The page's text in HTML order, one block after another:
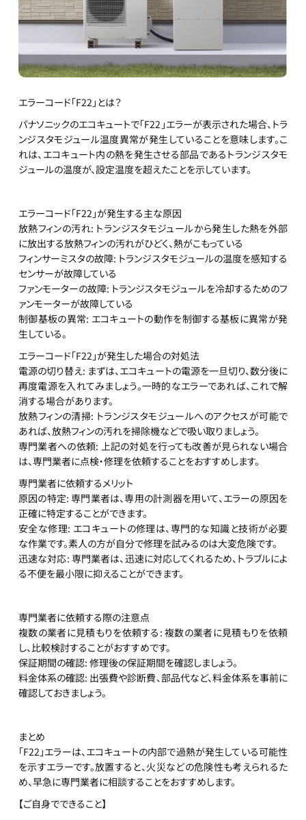
エラーコード「F22」とは？
パナソニックのエコキュートで「F22」エラーが表示された場合、トラ
ンジスタモジュール温度異常が発生していることを意味します。こ
れは、エコキュート内の熱を発生させる部品であるトランジスタモ
ジュールの温度が、設定温度を超えたことを示しています。
エラーコード「F22」が発生する主な原因
放熱フィンの汚れ: トランジスタモジュールから発生した熱を外部
に放出する放熱フィンの汚れがひどく、熱がこもっている
フィンサーミスタの故障: トランジスタモジュールの温度を感知する
センサーが故障している
ファンモーターの故障: トランジスタモジュールを冷却するためのフ
ァンモーターが故障している
制御基板の異常: エコキュートの動作を制御する基板に異常が発
生している。
エラーコード「F22」が発生した場合の対処法
電源の切り替え: まずは、エコキュートの電源を一旦切り、数分後に
再度電源を入れてみましょう。一時的なエラーであれば、これで解
消する場合があります。
放熱フィンの清掃: トランジスタモジュールへのアクセスが可能で
あれば、放熱フィンの汚れを掃除機などで吸い取りましょう。
専門業者への依頼: 上記の対処を行っても改善が見られない場合
は、専門業者に点検・修理を依頼することをおすすめします。
専門業者に依頼するメリット
原因の特定: 専門業者は、専用の計測器を用いて、エラーの原因を
正確に特定することができます。
安全な修理: エコキュートの修理は、専門的な知識と技術が必要
な作業です。素人の方が自分で修理を試みるのは大変危険です。
迅速な対応: 専門業者は、迅速に対応してくれるため、トラブルによ
る不便を最小限に抑えることができます。
専門業者に依頼する際の注意点
複数の業者に見積もりを依頼する: 複数の業者に見積もりを依頼
し、比較検討することがおすすめです。
保証期間の確認: 修理後の保証期間を確認しましょう。
料金体系の確認: 出張費や診断費、部品代など、料金体系を事前に
確認しておきましょう。
まとめ
「F22」エラーは、エコキュートの内部で過熱が発生している可能性
を示すエラーです。放置すると、火災などの危険性も考えられるた
め、早急に専門業者に相談することをおすすめします。
【ご自身でできること】